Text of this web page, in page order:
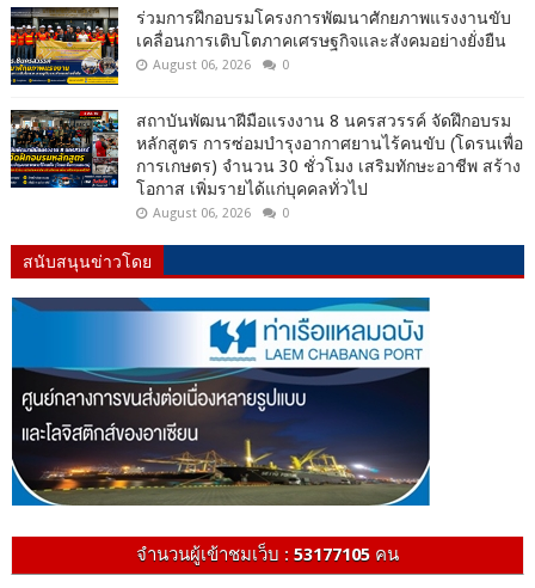
ร่วมการฝึกอบรมโครงการพัฒนาศักยภาพแรงงานขับ
เคลื่อนการเติบโตภาคเศรษฐกิจและสังคมอย่างยั่งยืน
August 06, 2026 0
สถาบันพัฒนาฝีมือแรงงาน 8 นครสวรรค์ จัดฝึกอบรม
หลักสูตร การซ่อมบำรุงอากาศยานไร้คนขับ (โดรนเพื่อ
การเกษตร) จำนวน 30 ชั่วโมง เสริมทักษะอาชีพ สร้าง
โอกาส เพิ่มรายได้แก่บุคคลทั่วไป
August 06, 2026 0
สนับสนุนข่าวโดย
จำนวนผู้เข้าชมเว็บ : 53177105คน